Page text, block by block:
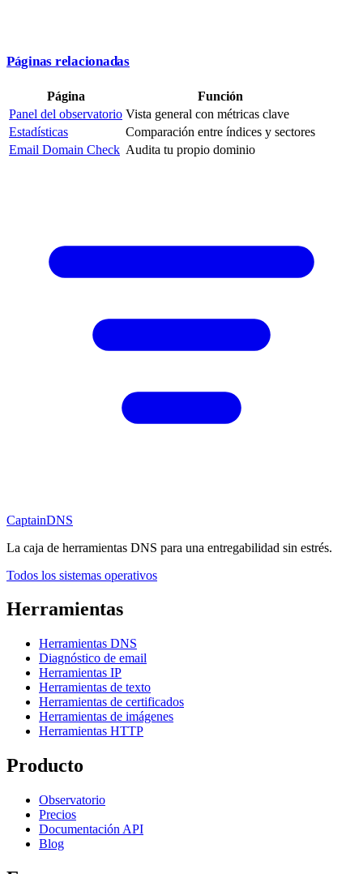
Páginas relacionadas
Página
Función
Panel del observatorio Vista general con métricas clave
Estadísticas
Comparación entre índices y sectores
Email Domain Check Audita tu propio dominio
CaptainDNS
La caja de herramientas DNS para una entregabilidad sin estrés.
Todos los sistemas operativos
Herramientas
Herramientas DNS
Diagnóstico de email
Herramientas IP
Herramientas de texto
Herramientas de certificados
Herramientas de imágenes
Herramientas HTTP
Producto
Observatorio
Precios
Documentación API
Blog